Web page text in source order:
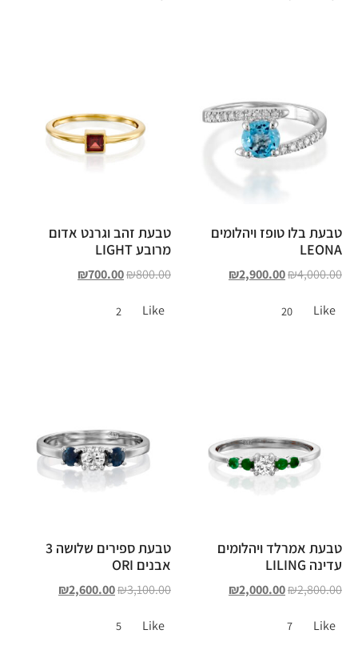
טבעת בלו טופז ויהלומים
LEONA
₪4,000.00
₪2,900.00
Like
20
טבעת זהב וגרנט אדום
מרובע LIGHT
₪800.00
₪700.00
Like
2
טבעת אמרלד ויהלומים
עדינה LILING
₪2,800.00
₪2,000.00
Like
7
טבעת ספירים שלושה 3
אבנים ORI
₪3,100.00
₪2,600.00
Like
5